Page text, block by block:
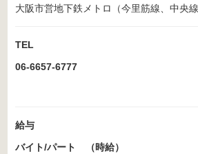
大阪市営地下鉄メトロ（今里筋線、中央
TEL
06-6657-6777
給与
バイト/パート （時給）